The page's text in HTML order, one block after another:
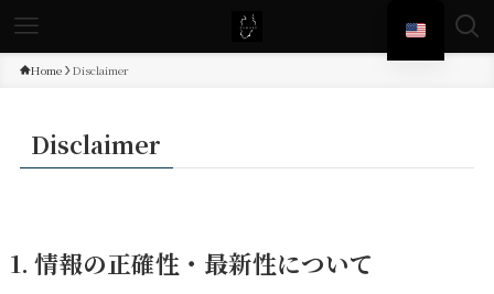
Home Disclaimer
Disclaimer
1. 情報の正確性・最新性について